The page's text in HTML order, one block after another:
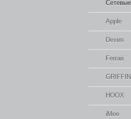
Apple
Dexim
Ferrari
GRIFFIN
HOOX
iMee